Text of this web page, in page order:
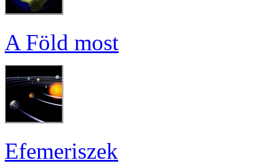
A Föld most
Efe­me­ri­szek